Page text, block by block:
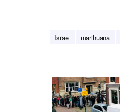
Israel marihuana